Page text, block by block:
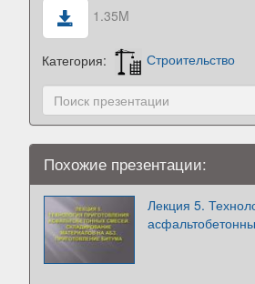
1.35M
Категория: Строительство
Похожие презентации:
Лекция 5.